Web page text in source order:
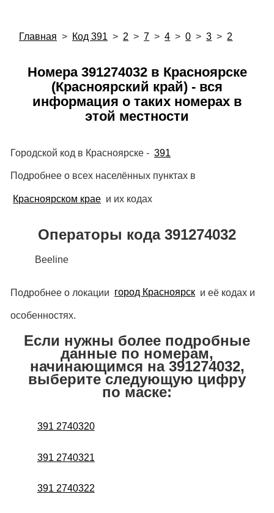
Главная > Код 391 > 2 > 7 > 4 > 0 > 3 > 2
Номера 391274032 в Красноярске
(Красноярский край) - вся
информация о таких номерах в
этой местности
Городской код в Красноярске - 391
Подробнее о всех населённых пунктах в
Красноярском крае и их кодах
Операторы кода 391274032
Beeline
Подробнее о локации город Красноярск и её кодах и
особенностях.
Если нужны более подробные
данные по номерам,
начинающимся на 391274032,
выберите следующую цифру
по маске:
391 2740320
391 2740321
391 2740322